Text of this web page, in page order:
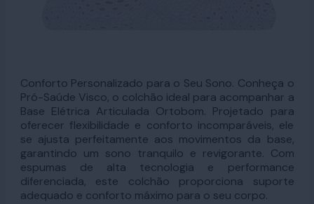
Conforto Personalizado para o Seu Sono. Conheça o
Pró-Saúde Visco, o colchão ideal para acompanhar a
Base Elétrica Articulada Ortobom. Projetado para
oferecer flexibilidade e conforto incomparáveis, ele
se ajusta perfeitamente aos movimentos da base,
garantindo um sono tranquilo e revigorante. Com
espumas de alta tecnologia e performance
diferenciada, este colchão proporciona suporte
adequado e conforto máximo para o seu corpo.